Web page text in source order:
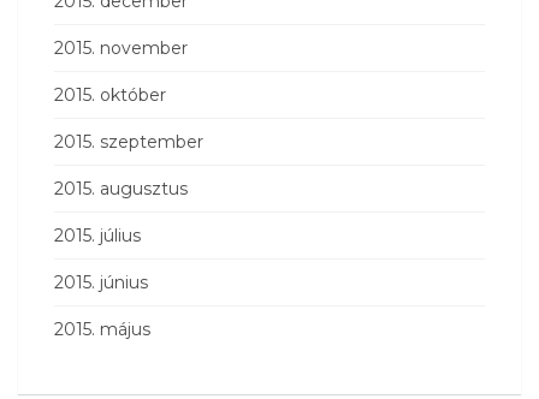
2015. november
2015. október
2015. szeptember
2015. augusztus
2015. július
2015. június
2015. május